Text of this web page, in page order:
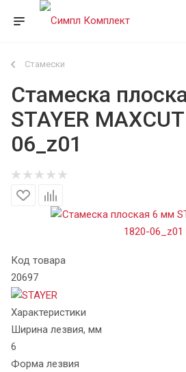
Стамески
Стамеска
STAYER
06_z01
Код товара
20697
Характеристики
Ширина лезвия, мм
6
Форма лезвия